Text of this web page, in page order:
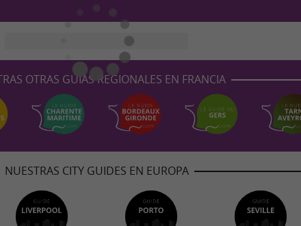
OTRAS GUÍAS REGIONALES EN FRANCIA
NUESTRAS CITY GUIDES EN EUROPA